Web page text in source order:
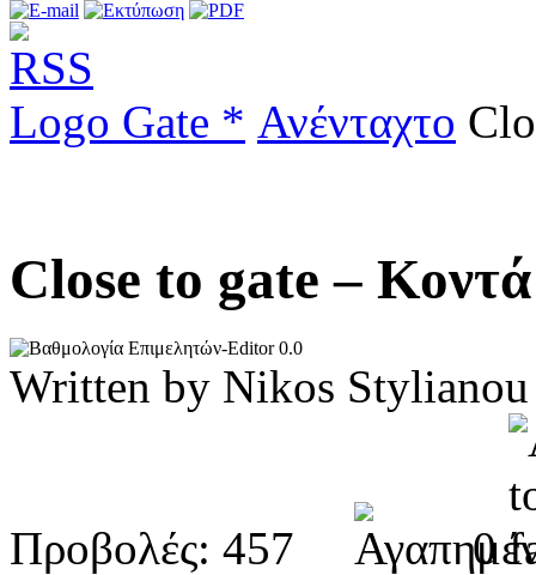
Logo Gate * Ανένταχτο
Close to gate –
0.0
Written by Nikos
Προβολές: 457 0